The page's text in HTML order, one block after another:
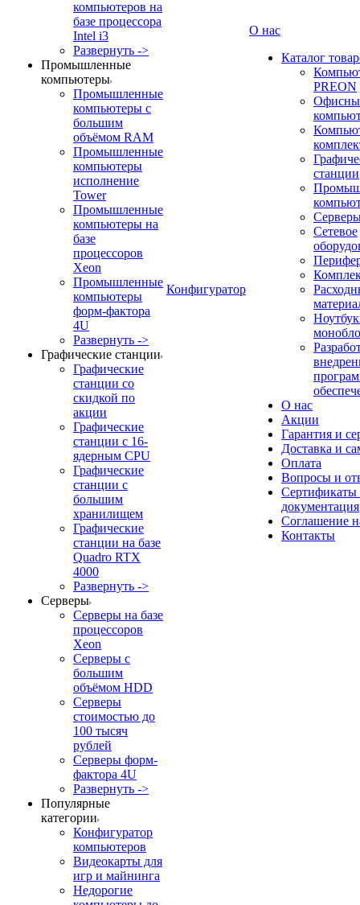
компьютеров на
базе процессора
Intel i3
Развернуть ->
Промышленные
компьютеры
Промышленные
компьютеры с
большим
объёмом RAM
Промышленные
компьютеры
исполнение
Tower
Промышленные
компьютеры на
базе
процессоров
Xeon
Промышленные
компьютеры
форм-фактора
4U
Развернуть ->
Графические станции
Графические
станции со
скидкой по
акции
Графические
станции с 16-
ядерным CPU
Графические
станции с
большим
хранилищем
Графические
станции на базе
Quadro RTX
4000
Развернуть ->
Серверы
Серверы на базе
процессоров
Xeon
Серверы с
большим
объёмом HDD
Серверы
стоимостью до
100 тысяч
рублей
Серверы форм-
фактора 4U
Развернуть ->
Популярные
категории
Конфигуратор
компьютеров
Видеокарты для
игр и майнинга
Недорогие
Конфигуратор
О нас
Каталог
PREON
станции
Сетевое
О нас
Акции
Гарантия и
Доставка и
Оплата
Вопросы и
Сертификаты
документация
Соглашение
Контакты